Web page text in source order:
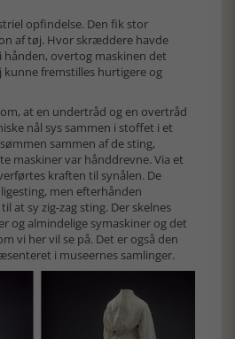
opfindelse. Den fik stor
af tøj. Hvor skræddere havde
hånden, overtog maskinen det
kunne fremstilles hurtigere og
at en undertråd og en overtråd
nål sys sammen i stoffet i et
sammen af de sting,
maskiner var hånddrevne. Via et
kraften til synålen. De
men efterhånden
at sy zig-zag sting. Der skelnes
og almindelige symaskiner og det
vi her vil se på. Det er også den
i museernes samlinger.